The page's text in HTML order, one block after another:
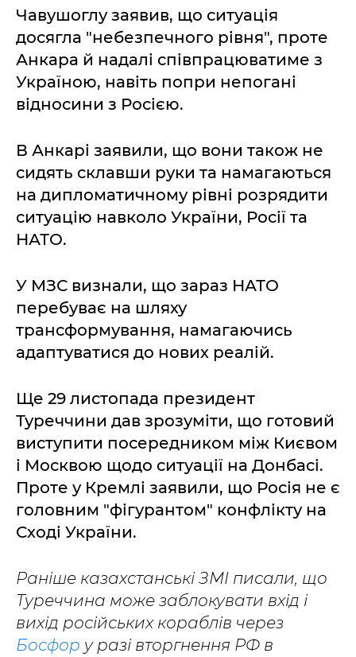
Чавушоглу заявив, що ситуація
досягла "небезпечного рівня", проте
Анкара й надалі співпрацюватиме з
Україною, навіть попри непогані
відносини з Росією.
В Анкарі заявили, що вони також не
сидять склавши руки та намагаються
на дипломатичному рівні розрядити
ситуацію навколо України, Росії та
НАТО.
У МЗС визнали, що зараз НАТО
перебуває на шляху
трансформування, намагаючись
адаптуватися до нових реалій.
Ще 29 листопада президент
Туреччини дав зрозуміти, що готовий
виступити посередником між Києвом
і Москвою щодо ситуації на Донбасі.
Проте у Кремлі заявили, що Росія не є
головним "фігурантом" конфлікту на
Сході України.
Раніше казахстанські ЗМІ писали, що
Туреччина може заблокувати вхід і
вихід російських кораблів через
Босфор у разі вторгнення РФ в